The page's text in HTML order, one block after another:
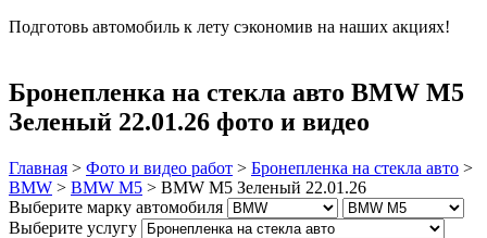
Подготовь автомобиль к лету сэкономив на наших акциях!
Бронепленка на стекла авто BMW M5
Зеленый 22.01.26 фото и видео
Главная > Фото и видео работ > Бронепленка на стекла авто >
BMW > BMW M5 > BMW M5 Зеленый 22.01.26
Выберите марку автомобиля
Выберите услугу